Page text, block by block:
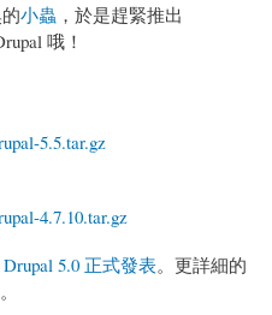
小蟲 ，於是趕緊推出
哦！
5.5.tar.gz
4.7.10.tar.gz
Drupal 5.0 正式發表。更詳細的
。